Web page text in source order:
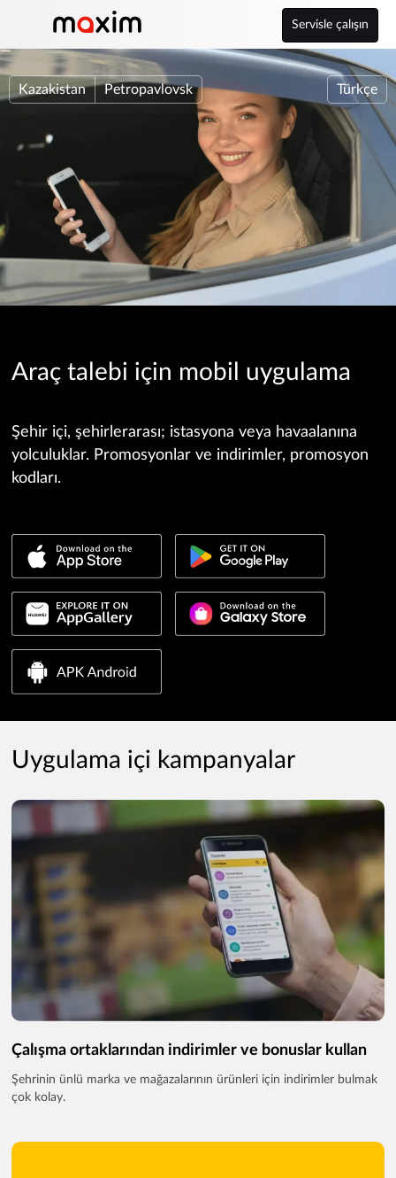
Servisle çalışın
Kazakistan Petropavlovsk Türkçe
Araç talebi için mobil uygulama
Şehir içi, şehirlerarası; istasyona veya havaalanına
yolculuklar. Promosyonlar ve indirimler, promosyon
kodları.
Uygulama içi kampanyalar
Çalışma ortaklarından indirimler ve bonuslar kullan
Şehrinin ünlü marka ve mağazalarının ürünleri için indirimler bulmak
çok kolay.